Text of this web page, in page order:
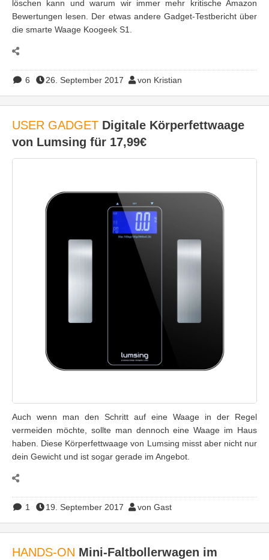
löschen kann und warum wir immer mehr kritische Amazon
Bewertungen lesen. Der etwas andere Gadget-Testbericht über
die smarte Waage Koogeek S1.
6 26. September 2017 von Kristian
USER GADGET Digitale Körperfettwaage
von Lumsing für 17,99€
Auch wenn man den Schritt auf eine Waage in der Regel
vermeiden möchte, sollte man dennoch eine Waage im Haus
haben. Diese Körperfettwaage von Lumsing misst aber nicht nur
dein Gewicht und ist sogar gerade im Angebot.
1 19. September 2017 von Gast
HANDS-ON Mini-Faltbollerwagen im